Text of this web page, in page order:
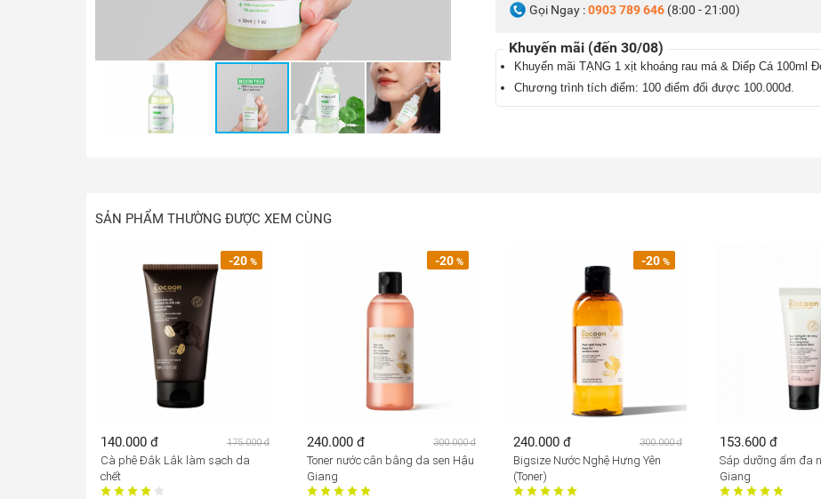
Gọi Ngay :0903 789 646 (8:00 - 21:00)
Khuyến mãi (đến 30/08)
Khuyến mãi TẶNG 1 xịt khoáng rau má & Diếp Cá 100ml
Chương trình tích điểm: 100 điểm đổi được 100.000đ.
SẢN PHẨM THƯỜNG ĐƯỢC XEM CÙNG
140.000 đ 175.000 đ
Cà phê Đắk Lắk làm sạch da
chết
-20 %
240.000 đ 300.000 đ
Toner nước cân bằng da sen Hậu
Giang
-20 %
240.000 đ 300.000 đ
Bigsize Nước Nghệ Hưng Yên
(Toner)
-20 %
153.600 đ
Sáp dưỡng ẩm đa
Giang